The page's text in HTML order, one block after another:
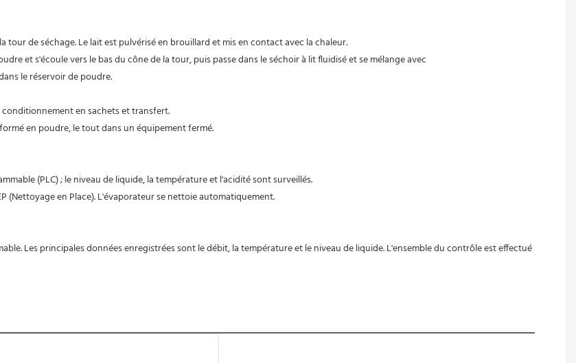
de séchage. Le lait est pulvérisé en brouillard et mis en contact avec la chaleur.
et s'écoule vers le bas du cône de la tour, puis passe dans le séchoir à lit fluidisé et se mélange avec
le réservoir de poudre.
conditionnement en sachets et transfert.
en poudre, le tout dans un équipement fermé.
(PLC) ; le niveau de liquide, la température et l'acidité sont surveillés.
(Nettoyage en Place). L'évaporateur se nettoie automatiquement.